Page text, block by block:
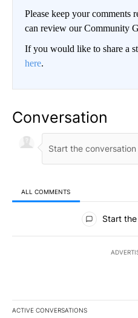
Please keep your comments
can review our Community
If you would like to share a
here.
Conversation
ALL COMMENTS
All Comments
Start
ACTIVE CONVERSATIONS